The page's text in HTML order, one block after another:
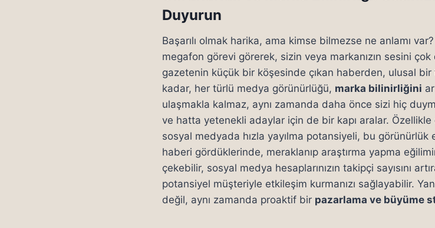
Duyurun
Başarılı olmak harika, ama kimse bilmezse ne anlamı
megafon görevi görerek, sizin veya markanızın sesini
gazetenin küçük bir köşesinde çıkan haberden, ulusal
kadar, her türlü medya görünürlüğü, marka bilinirliğini
ulaşmakla kalmaz, aynı zamanda daha önce sizi hiç
ve hatta yetenekli adaylar için de bir kapı aralar.
sosyal medyada hızla yayılma potansiyeli, bu görünürlük
haberi gördüklerinde, meraklanıp araştırma yapma
çekebilir, sosyal medya hesaplarınızın takipçi sayısını
potansiyel müşteriyle etkileşim kurmanızı sağlayabilir.
değil, aynı zamanda proaktif bir pazarlama ve büyüme